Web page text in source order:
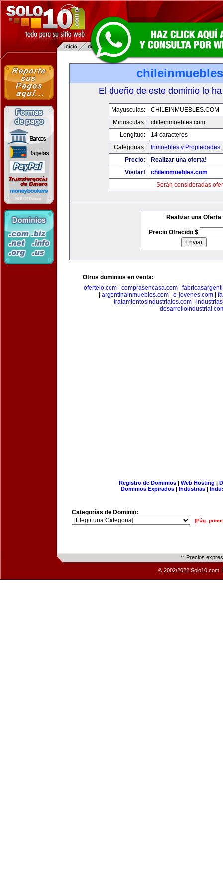
El dueño de este dominio lo
Mayusculas:
CHILEINMUEBLES.COM
Minusculas:
chileinmuebles.com
Longitud:
14 caracteres
Categorias:
Inmuebles y Propiedades,
Precio:
Realizar una oferta!
Visitar!
chileinmuebles.com
Serán consideradas
Realizar una Oferta
Precio Ofrecido $
Otros dominios en venta:
ofertelo.com| comprasencasa.com|
argentinainmuebles.com| e-jovenes.com|
tratamientosindustriales.com
Registro de Dominios| Web Hosting |
Dominios Expirados | Industrias |
Categorías de Dominio:
[Pág.
** Precios
© 2002/2022 Solo10.com